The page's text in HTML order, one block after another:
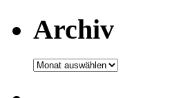
Archiv
Archiv